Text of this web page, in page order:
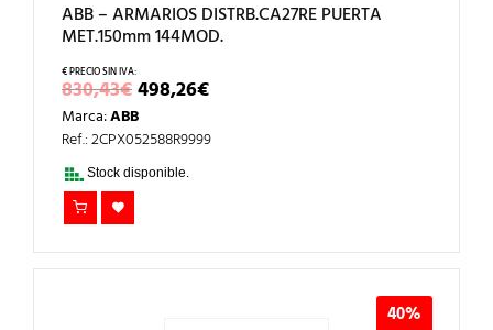
ABB – ARMARIOS DISTRB.CA27RE PUERTA
MET.150mm 144MOD.
830,43€EL
PRECIO
ORIGINAL
ERA:
830,43€.
498,26€EL
PRECIO
ES:
Marca:ABB
Ref.: 2CPX052588R9999
Stock disponible.
40%